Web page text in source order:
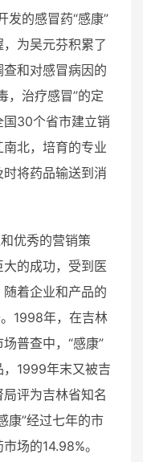
发的感冒药“感康”
，为吴元芬积累了
和对感冒病因的
，治疗感冒”的定
30个省市建立销
北，培育的专业
将药品输送到消
优秀的营销策
的成功，受到医
着企业和产品的
1998年，在吉林
普查中，“感康”
1999年末又被吉
评为吉林省知名
康”经过七年的市
场的14.98%。